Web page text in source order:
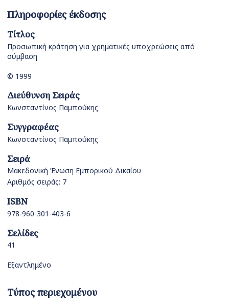
Πληροφορίες έκδοσης
Τίτλος
Προσωπική κράτηση για χρηματικές υποχρεώσεις από
σύμβαση
© 1999
Διεύθυνση Σειράς
Κωνσταντίνος Παμπούκης
Συγγραφέας
Κωνσταντίνος Παμπούκης
Σειρά
Μακεδονική Ένωση Εμπορικού Δικαίου
Αριθμός σειράς: 7
ISBN
978-960-301-403-6
Σελίδες
41
Εξαντλημένο
Τύπος περιεχομένου